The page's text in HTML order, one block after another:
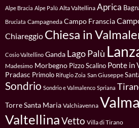
Alpe Bracia Alpe Palù Alta Valtellina Aprica
Bruciata Campagneda Campo Franscia
Chiareggio Chiesa in
Cosio Valtellino Ganda Lago Palù
Madesimo Morbegno Pizzo Scalino Ponte in
Pradasc Primolo Rifugio Zoia San Giuseppe
Sondrio Sondrio e Valmalenco Spriana
Torre Santa Maria Valchiavenna
ValtellinaVetto Villa di Tirano